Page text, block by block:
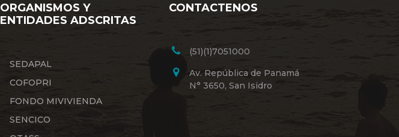
ORGANISMOS Y
ENTIDADES ADSCRITAS
SEDAPAL
COFOPRI
FONDO MIVIVIENDA
SENCICO
CONTACTENOS
(51)(1)7051000
Av. República de Panamá
N° 3650, San Isidro